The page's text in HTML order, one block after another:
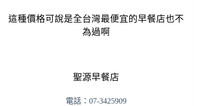
這種價格可說是全台灣最便宜的早餐店也不
為過啊
聖源早餐店
電話：07-3425909